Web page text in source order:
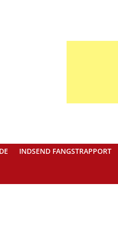
INDSEND FANGSTRAPPORT